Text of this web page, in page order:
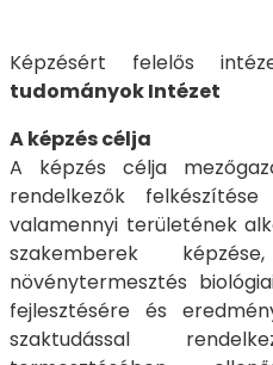
Képzésért felelős
tudományok Intézet
A képzés célja
A képzés célja
rendelkezők
valamennyi területének
szakemberek
növénytermesztés
fejlesztésére és
szaktudással